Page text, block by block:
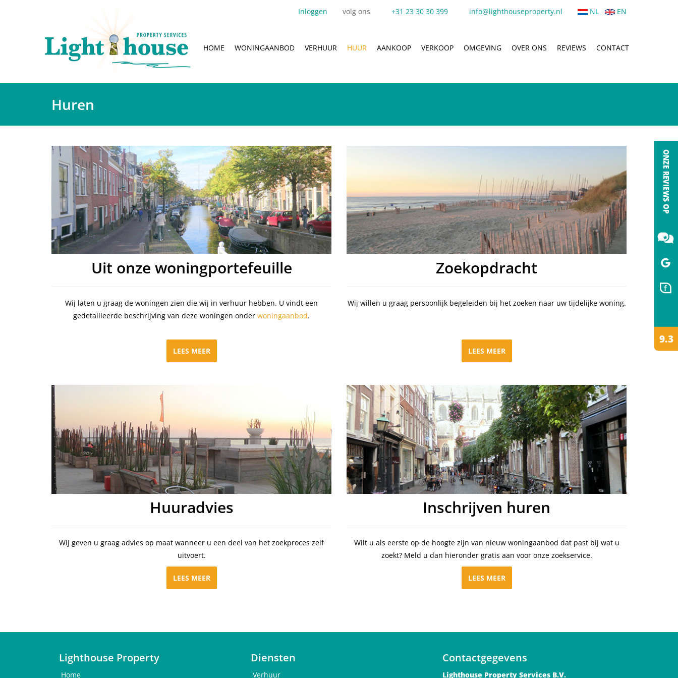
Inloggen volg ons +31 23 30 30 399 info@lighthouseproperty.nl NL EN
HOME WONINGAANBOD VERHUUR HUUR AANKOOP VERKOOP OMGEVING OVER ONS REVIEWS CONTACT
Huren
Uit onze woningportefeuille
Wij laten u graag de woningen zien die wij in verhuur hebben. U vindt een
gedetailleerde beschrijving van deze woningen onder woningaanbod.
LEES MEER
Zoekopdracht
Wij willen u graag persoonlijk begeleiden bij het zoeken naar uw tijdelijke woning.
LEES MEER
Huuradvies
Wij geven u graag advies op maat wanneer u een deel van het zoekproces zelf
uitvoert.
LEES MEER
Inschrijven huren
Wilt u als eerste op de hoogte zijn van nieuw woningaanbod dat past bij wat u
zoekt? Meld u dan hieronder gratis aan voor onze zoekservice.
LEES MEER
Lighthouse Property
Home
Diensten
Verhuur
Contactgegevens
Lighthouse Property Services B.V.